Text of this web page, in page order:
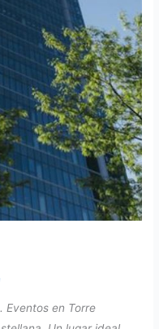
Eventos en Torre